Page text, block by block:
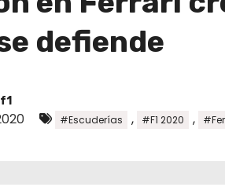
defiende
#Escuderías , #F1 2020 ,